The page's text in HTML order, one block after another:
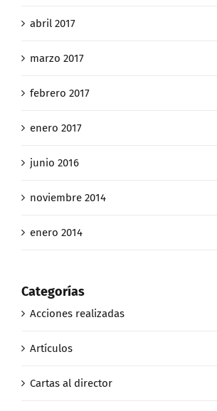
abril 2017
marzo 2017
febrero 2017
enero 2017
junio 2016
noviembre 2014
enero 2014
Categorías
Acciones realizadas
Artículos
Cartas al director